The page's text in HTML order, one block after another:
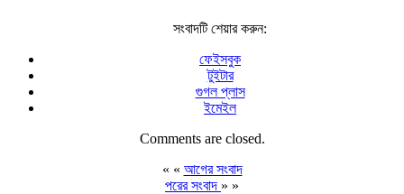
সংবাদটি শেয়ার করুন:
ফেইসবুক
টুইটার
গুগল প্লাস
ইমেইল
Comments are closed.
« « আগের সংবাদ
পরের সংবাদ » »